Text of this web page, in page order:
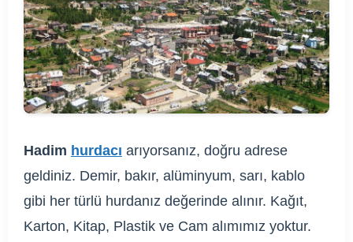
Hadim hurdacı arıyorsanız, doğru adrese
geldiniz. Demir, bakır, alüminyum, sarı, kablo
gibi her türlü hurdanız değerinde alınır. Kağıt,
Karton, Kitap, Plastik ve Cam alımımız yoktur.